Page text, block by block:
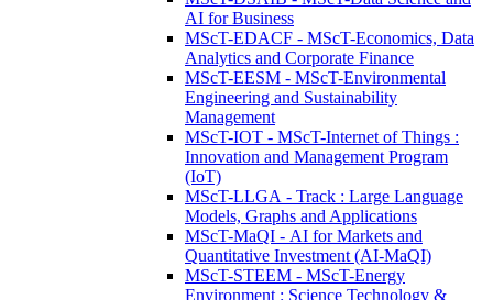
AI for Business
MScT-EDACF - MScT-Economics, Data
Analytics and Corporate Finance
MScT-EESM - MScT-Environmental
Engineering and Sustainability
Management
MScT-IOT - MScT-Internet of Things :
Innovation and Management Program
(IoT)
MScT-LLGA - Track : Large Language
Models, Graphs and Applications
MScT-MaQI - AI for Markets and
Quantitative Investment (AI-MaQI)
MScT-STEEM - MScT-Energy
Environment : Science Technology &